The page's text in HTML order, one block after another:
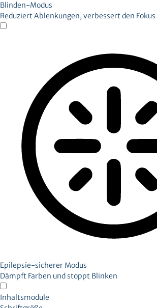
Blinden-Modus
Reduziert Ablenkungen, verbessert den Fokus
Epilepsie-sicherer Modus
Dämpft Farben und stoppt Blinken
Inhaltsmodule